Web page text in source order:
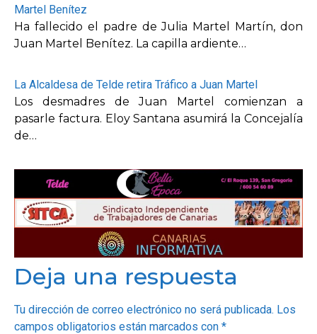
Martel Benítez
Ha fallecido el padre de Julia Martel Martín, don
Juan Martel Benítez. La capilla ardiente…
La Alcaldesa de Telde retira Tráfico a Juan Martel
Los desmadres de Juan Martel comienzan a
pasarle factura. Eloy Santana asumirá la Concejalía
de…
Deja una respuesta
Tu dirección de correo electrónico no será publicada. Los
campos obligatorios están marcados con *